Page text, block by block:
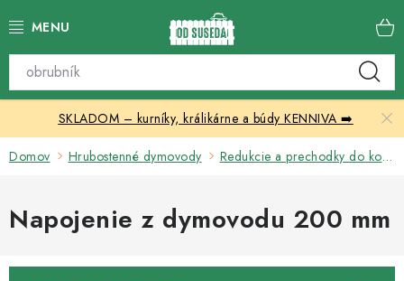
na
Katalóg produktov
Skleníky
Chovateľské potreby
Prístrešky
SKLADOM – kurníky, králikárne a búdy KENNIVA ➡️
Domov Hrubostenné dymovody Redukcie a prechodky do komína
Napojenie z dymovodu 200 mm